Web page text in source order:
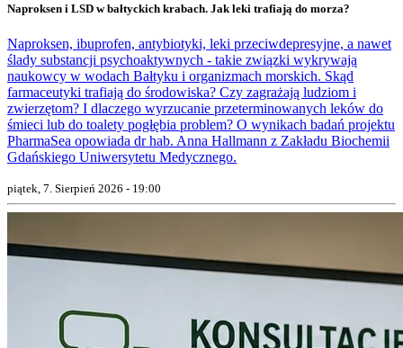
Naproksen i LSD w bałtyckich krabach. Jak leki trafiają do morza?
Naproksen, ibuprofen, antybiotyki, leki przeciwdepresyjne, a nawet
ślady substancji psychoaktywnych - takie związki wykrywają
naukowcy w wodach Bałtyku i organizmach morskich. Skąd
farmaceutyki trafiają do środowiska? Czy zagrażają ludziom i
zwierzętom? I dlaczego wyrzucanie przeterminowanych leków do
śmieci lub do toalety pogłębia problem? O wynikach badań projektu
PharmaSea opowiada dr hab. Anna Hallmann z Zakładu Biochemii
Gdańskiego Uniwersytetu Medycznego.
piątek, 7. Sierpień 2026 - 19:00